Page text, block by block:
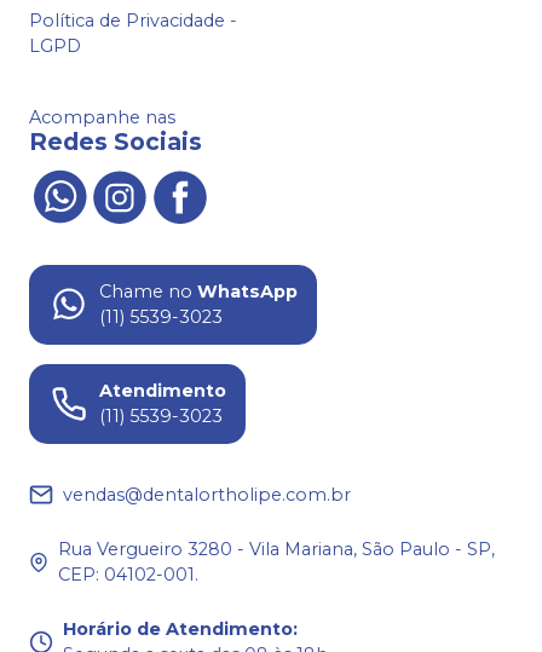
Política de Privacidade -
LGPD
Acompanhe nas
Redes Sociais
Chame no WhatsApp
(11) 5539-3023
Atendimento
(11) 5539-3023
vendas@dentalortholipe.com.br
Rua Vergueiro 3280 - Vila Mariana, São Paulo - SP,
CEP: 04102-001.
Horário de Atendimento: